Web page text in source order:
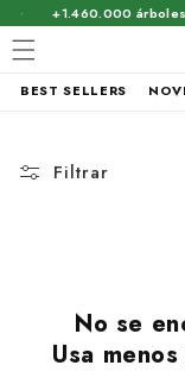
al contenido
+1.460.000 árboles
BEST SELLERS
Filtrar
No se
Usa